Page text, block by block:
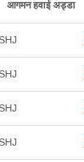
आगमन हवाई अड्डा
SHJ
SHJ
SHJ
SHJ